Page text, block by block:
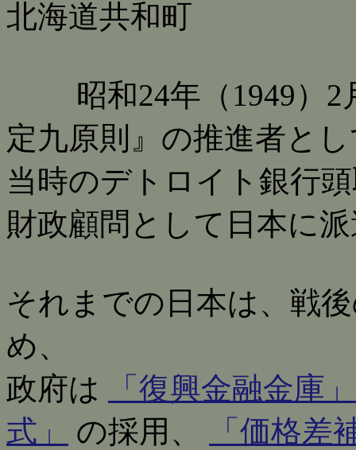
北海道共和町
昭和24年（1949）2
定九原則』の推進者と
当時のデトロイト銀行
財政顧問として日本に
それまでの日本は、戦
め、
政府は
「復興金融金庫」
式」
の採用、
「価格差